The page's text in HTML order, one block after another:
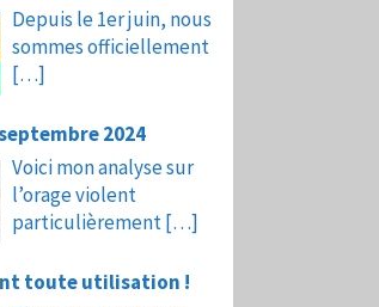
Depuis le 1er juin, nous
sommes officiellement
[…]
2024
Voici mon analyse sur
l’orage violent
particulièrement[…]
toute utilisation !